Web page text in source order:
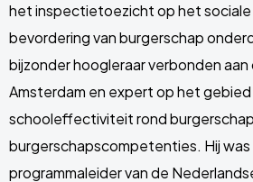
het inspectietoezicht op het sociale
bevordering van burgerschap
bijzonder hoogleraar verbonden
Amsterdam en expert op het gebied
schooleffectiviteit rond
burgerschapscompetenties. Hij
programmaleider van de